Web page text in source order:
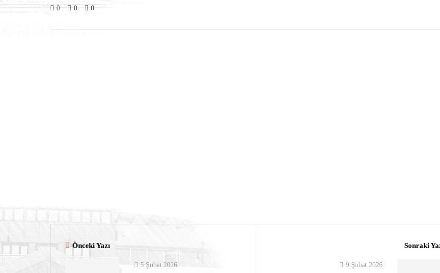
0 0 0
Önceki Yazı
5 Şubat 2026
Sonraki
9 Şubat 2026